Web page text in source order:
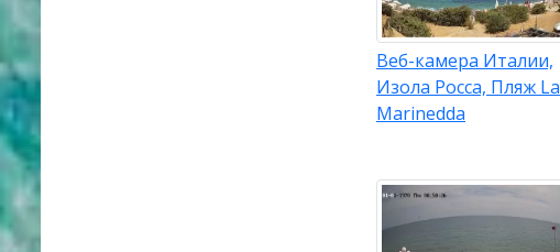
Веб-камера Италии,
Изола Росса, Пляж La
Marinedda